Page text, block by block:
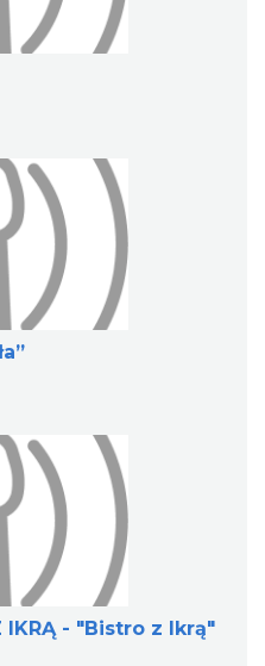
IKRĄ - "Bistro z Ikrą"